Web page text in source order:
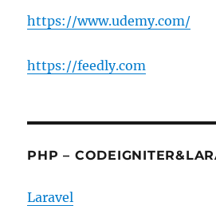
https://www.udemy.com/
https://feedly.com
PHP –
Laravel